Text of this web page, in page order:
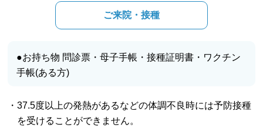
ご来院・接種
●お持ち物 問診票・母子手帳・接種証明書・ワクチン
手帳(ある方)
・37.5度以上の発熱があるなどの体調不良時には予防接種
を受けることができません。